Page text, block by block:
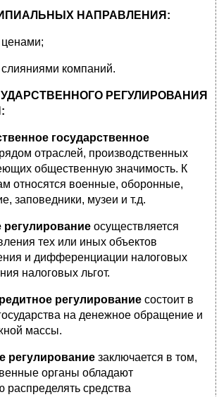
НАПРАВЛЕНИЯ:
ценами;
слияниями компаний.
РЕГУЛИРОВАНИЯ
государственное
рядом отраслей, производственных
общественную значимость. К
относятся военные, оборонные,
заповедники, музеи и т.д.
регулирование осуществляется
тех или иных объектов
и дифференциации налоговых
налоговых льгот.
регулирование состоит в
на денежное обращение и
массы.
регулирование заключается в том,
органы обладают
распределять средства